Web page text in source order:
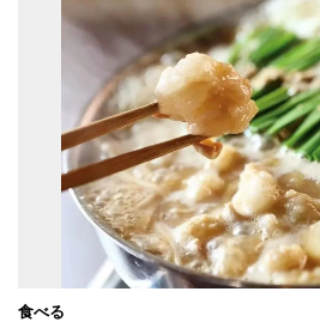
食べる